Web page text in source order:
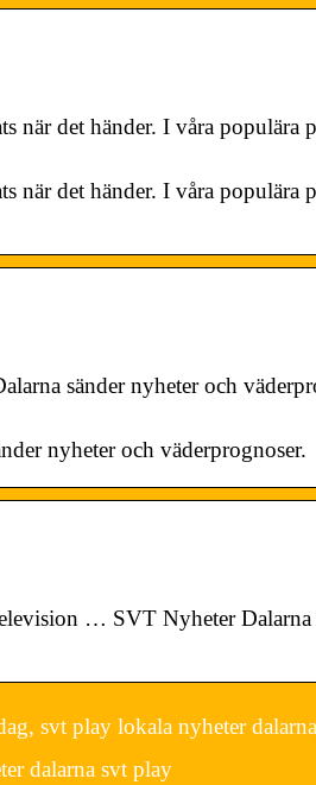
när det händer. I våra populära
när det händer. I våra populära
sänder nyheter och
nyheter och väderprognoser.
… SVT Nyheter Dalarna
svt play lokala nyheter
dalarna svt play